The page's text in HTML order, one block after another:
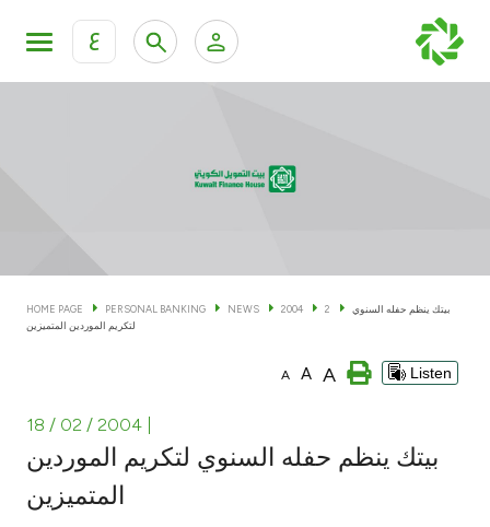
ع
KFH Online Corporate Banking Services
Cards
Banking Tiers
Investment
HOME PAGE PERSONAL BANKING NEWS 2004 2
بيتك ينظم حفله السنوي
لتكريم الموردين المتميزين
A A A Listen
18 / 02 / 2004
بيتك ينظم حفله السنوي لتكريم الموردين
المتميزين